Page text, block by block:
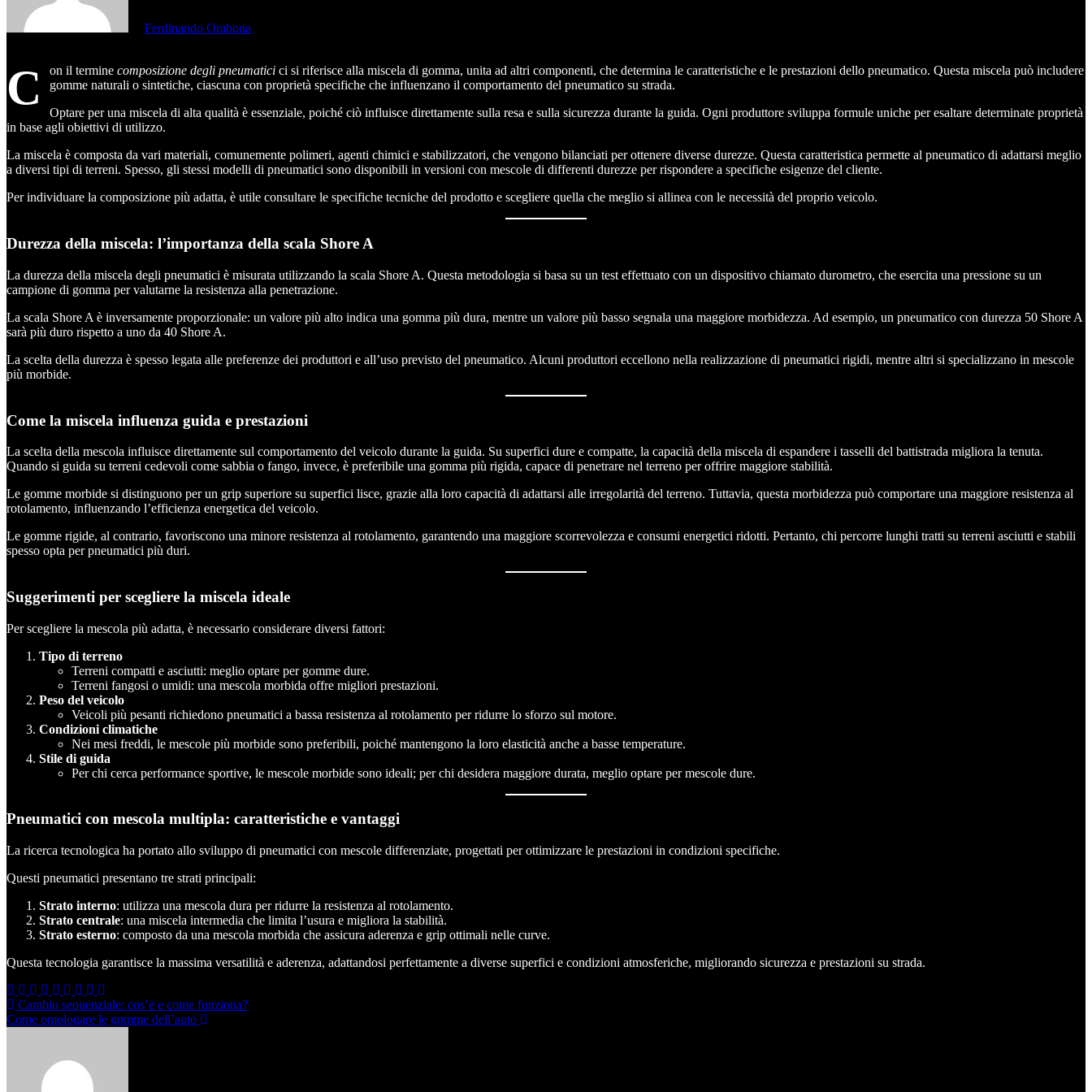
Ferdinando Orabona
C on il termine composizione degli pneumatici ci si riferisce alla miscela di gomma, unita ad altri componenti, che determina le caratteristiche e le prestazioni dello pneumatico. Questa miscela può includere
gomme naturali o sintetiche, ciascuna con proprietà specifiche che influenzano il comportamento del pneumatico su strada.
Optare per una miscela di alta qualità è essenziale, poiché ciò influisce direttamente sulla resa e sulla sicurezza durante la guida. Ogni produttore sviluppa formule uniche per esaltare determinate proprietà
in base agli obiettivi di utilizzo.
La miscela è composta da vari materiali, comunemente polimeri, agenti chimici e stabilizzatori, che vengono bilanciati per ottenere diverse durezze. Questa caratteristica permette al pneumatico di adattarsi meglio
a diversi tipi di terreni. Spesso, gli stessi modelli di pneumatici sono disponibili in versioni con mescole di differenti durezze per rispondere a specifiche esigenze del cliente.
Per individuare la composizione più adatta, è utile consultare le specifiche tecniche del prodotto e scegliere quella che meglio si allinea con le necessità del proprio veicolo.
Durezza della miscela: l’importanza della scala Shore A
La durezza della miscela degli pneumatici è misurata utilizzando la scala Shore A. Questa metodologia si basa su un test effettuato con un dispositivo chiamato durometro, che esercita una pressione su un
campione di gomma per valutarne la resistenza alla penetrazione.
La scala Shore A è inversamente proporzionale: un valore più alto indica una gomma più dura, mentre un valore più basso segnala una maggiore morbidezza. Ad esempio, un pneumatico con durezza 50 Shore A
sarà più duro rispetto a uno da 40 Shore A.
La scelta della durezza è spesso legata alle preferenze dei produttori e all’uso previsto del pneumatico. Alcuni produttori eccellono nella realizzazione di pneumatici rigidi, mentre altri si specializzano in mescole
più morbide.
Come la miscela influenza guida e prestazioni
La scelta della mescola influisce direttamente sul comportamento del veicolo durante la guida. Su superfici dure e compatte, la capacità della miscela di espandere i tasselli del battistrada migliora la tenuta.
Quando si guida su terreni cedevoli come sabbia o fango, invece, è preferibile una gomma più rigida, capace di penetrare nel terreno per offrire maggiore stabilità.
Le gomme morbide si distinguono per un grip superiore su superfici lisce, grazie alla loro capacità di adattarsi alle irregolarità del terreno. Tuttavia, questa morbidezza può comportare una maggiore resistenza al
rotolamento, influenzando l’efficienza energetica del veicolo.
Le gomme rigide, al contrario, favoriscono una minore resistenza al rotolamento, garantendo una maggiore scorrevolezza e consumi energetici ridotti. Pertanto, chi percorre lunghi tratti su terreni asciutti e stabili
spesso opta per pneumatici più duri.
Suggerimenti per scegliere la miscela ideale
Per scegliere la mescola più adatta, è necessario considerare diversi fattori:
Tipo di terreno
Terreni compatti e asciutti: meglio optare per gomme dure.
Terreni fangosi o umidi: una mescola morbida offre migliori prestazioni.
Peso del veicolo
Veicoli più pesanti richiedono pneumatici a bassa resistenza al rotolamento per ridurre lo sforzo sul motore.
Condizioni climatiche
Nei mesi freddi, le mescole più morbide sono preferibili, poiché mantengono la loro elasticità anche a basse temperature.
Stile di guida
Per chi cerca performance sportive, le mescole morbide sono ideali; per chi desidera maggiore durata, meglio optare per mescole dure.
Pneumatici con mescola multipla: caratteristiche e vantaggi
La ricerca tecnologica ha portato allo sviluppo di pneumatici con mescole differenziate, progettati per ottimizzare le prestazioni in condizioni specifiche.
Questi pneumatici presentano tre strati principali:
Strato interno: utilizza una mescola dura per ridurre la resistenza al rotolamento.
Strato centrale: una miscela intermedia che limita l’usura e migliora la stabilità.
Strato esterno: composto da una mescola morbida che assicura aderenza e grip ottimali nelle curve.
Questa tecnologia garantisce la massima versatilità e aderenza, adattandosi perfettamente a diverse superfici e condizioni atmosferiche, migliorando sicurezza e prestazioni su strada.
Navigazione
articoli
Cambio sequenziale: cos’è e come funziona?
Come omologare le gomme dell’auto